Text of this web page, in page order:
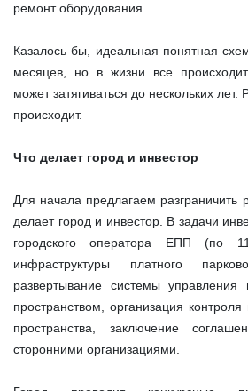
ремонт оборудования.
Казалось бы, идеальная понятная
месяцев, но в жизни все
может затягиваться до нескольких
происходит.
Что делает город и инвестор
Для начала предлагаем
делает город и инвестор. В задачи
городского оператора ЕПП (по
инфраструктуры платного
развертывание системы
пространством, организация контроля
пространства, заключение
сторонними организациями.